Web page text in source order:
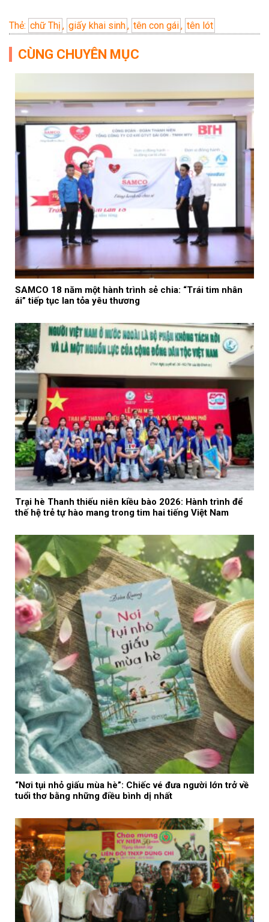
Thẻ: chữ Thị , giấy khai sinh, tên con gái, tên lót
CÙNG CHUYÊN MỤC
SAMCO 18 năm một hành trình sẻ chia: “Trái tim nhân
ái” tiếp tục lan tỏa yêu thương
Trại hè Thanh thiếu niên kiều bào 2026: Hành trình để
thế hệ trẻ tự hào mang trong tim hai tiếng Việt Nam
“Nơi tụi nhỏ giấu mùa hè”: Chiếc vé đưa người lớn trở về
tuổi thơ bằng những điều bình dị nhất